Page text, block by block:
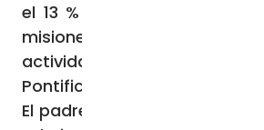
el 13 % de la población. En
misionero ha presentado
actividades de las
Pontificias.
El padre Luca Bovio añade: